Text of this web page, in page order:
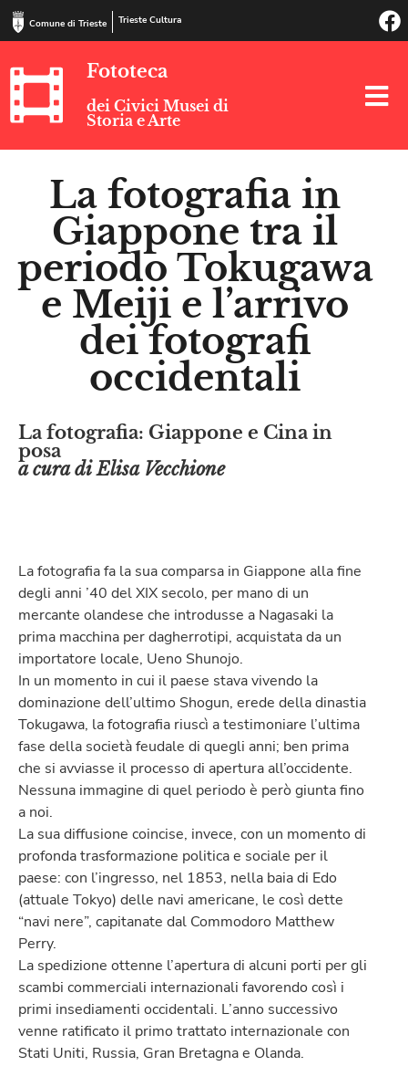
Comune di Trieste Trieste Cultura
Fototeca
dei Civici Musei di
Storia e Arte
La fotografia in
Giappone tra il
periodo Tokugawa
e Meiji e l’arrivo
dei fotografi
occidentali
La fotografia: Giappone e Cina in
posa
a cura di Elisa Vecchione​
La fotografia fa la sua comparsa in Giappone alla fine
degli anni ’40 del XIX secolo, per mano di un
mercante olandese che introdusse a Nagasaki la
prima macchina per dagherrotipi, acquistata da un
importatore locale, Ueno Shunojo.
In un momento in cui il paese stava vivendo la
dominazione dell’ultimo Shogun, erede della dinastia
Tokugawa, la fotografia riuscì a testimoniare l’ultima
fase della società feudale di quegli anni; ben prima
che si avviasse il processo di apertura all’occidente.
Nessuna immagine di quel periodo è però giunta fino
a noi.
La sua diffusione coincise, invece, con un momento di
profonda trasformazione politica e sociale per il
paese: con l’ingresso, nel 1853, nella baia di Edo
(attuale Tokyo) delle navi americane, le così dette
“navi nere”, capitanate dal Commodoro Matthew
Perry.
La spedizione ottenne l’apertura di alcuni porti per gli
scambi commerciali internazionali favorendo così i
primi insediamenti occidentali. L’anno successivo
venne ratificato il primo trattato internazionale con
Stati Uniti, Russia, Gran Bretagna e Olanda.